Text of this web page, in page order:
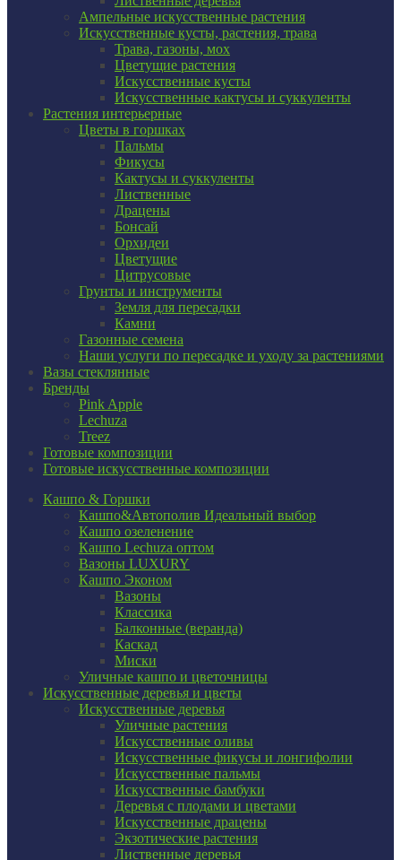
Ампельные искусственные растения
Искусственные кусты, растения, трава
Трава, газоны, мох
Цветущие растения
Искусственные кусты
Искусственные кактусы и суккуленты
Растения интерьерные
Цветы в горшках
Пальмы
Фикусы
Кактусы и суккуленты
Лиственные
Драцены
Бонсай
Орхидеи
Цветущие
Цитрусовые
Грунты и инструменты
Земля для пересадки
Камни
Газонные семена
Наши услуги по пересадке и уходу за растениями
Вазы стеклянные
Бренды
Pink Apple
Lechuza
Treez
Готовые композиции
Готовые искусственные композиции
Кашпо & Горшки
Кашпо&Автополив Идеальный выбор
Кашпо озеленение
Кашпо Lechuza оптом
Вазоны LUXURY
Кашпо Эконом
Вазоны
Классика
Балконные (веранда)
Каскад
Миски
Уличные кашпо и цветочницы
Искусственные деревья и цветы
Искусственные деревья
Уличные растения
Искусственные оливы
Искусственные фикусы и лонгифолии
Искусственные пальмы
Искусственные бамбуки
Деревья с плодами и цветами
Искусственные драцены
Экзотические растения
Лиственные деревья